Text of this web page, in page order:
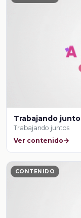
Trabajando
Trabajando juntos
Ver contenido
CONTENIDO